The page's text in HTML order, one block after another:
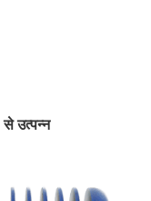
उत्पन्न